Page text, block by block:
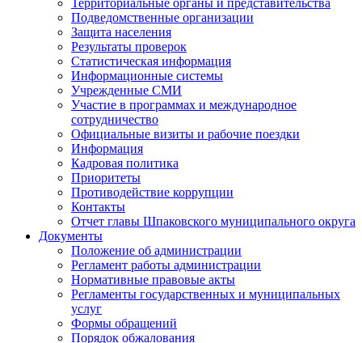
Территориальные органы и представительства
Подведомственные организации
Защита населения
Результаты проверок
Статистическая информация
Информационные системы
Учрежденные СМИ
Участие в программах и международное
сотрудничество
Официальные визиты и рабочие поездки
Информация
Кадровая политика
Приоритеты
Противодействие коррупции
Контакты
Отчет главы Шпаковского муниципального округа
Документы
Положение об администрации
Регламент работы администрации
Нормативные правовые акты
Регламенты государственных и муниципальных
услуг
Формы обращений
Порядок обжалования